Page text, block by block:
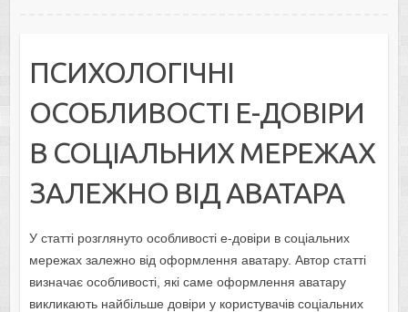
ПСИХОЛОГІЧНІ
ОСОБЛИВОСТІ Е-ДОВІРИ
В СОЦІАЛЬНИХ МЕРЕЖАХ
ЗАЛЕЖНО ВІД АВАТАРА
У статті розглянуто особливості е-довіри в соціальних
мережах залежно від оформлення аватару. Автор статті
визначає особливості, які саме оформлення аватару
викликають найбільше довіри у користувачів соціальних